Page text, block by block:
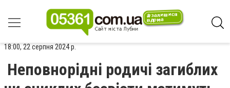
18:00, 22 серпня 2024 р.
Неповнорідні родичі загиблих